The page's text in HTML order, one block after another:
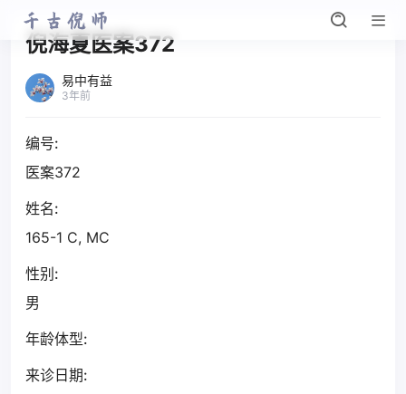
倪海夏医案372
易中有益
3年前
编号:
医案372
姓名:
165-1 C, MC
性别:
男
年龄体型:
来诊日期: